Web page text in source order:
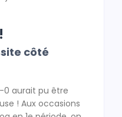
côté
0 aurait pu être
! Aux occasions